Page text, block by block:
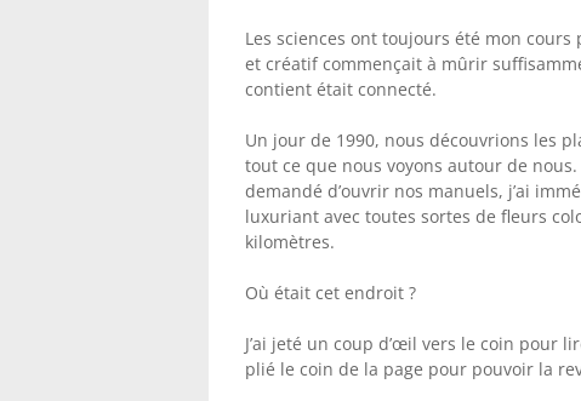
Les sciences ont toujours été mon
et créatif commençait à mûrir
contient était connecté.
Un jour de 1990, nous découvrions les
tout ce que nous voyons autour de
demandé d’ouvrir nos manuels, j’ai
luxuriant avec toutes sortes de fleurs
kilomètres.
Où était cet endroit ?
J’ai jeté un coup d’œil vers le coin pour
plié le coin de la page pour pouvoir la